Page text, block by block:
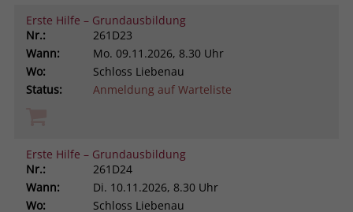
Erste Hilfe – Grundausbildung
Nr.:
261D23
Wann:
Mo. 09.11.2026, 8.30 Uhr
Wo:
Schloss Liebenau
Status:
Anmeldung auf Warteliste
Erste Hilfe – Grundausbildung
Nr.:
261D24
Wann:
Di. 10.11.2026, 8.30 Uhr
Wo:
Schloss Liebenau